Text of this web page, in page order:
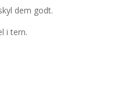
dem godt.
i tern.